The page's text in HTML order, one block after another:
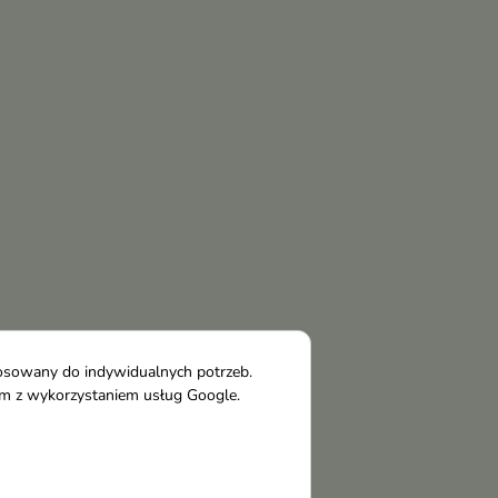
do indywidualnych potrzeb.
z wykorzystaniem usług Google.